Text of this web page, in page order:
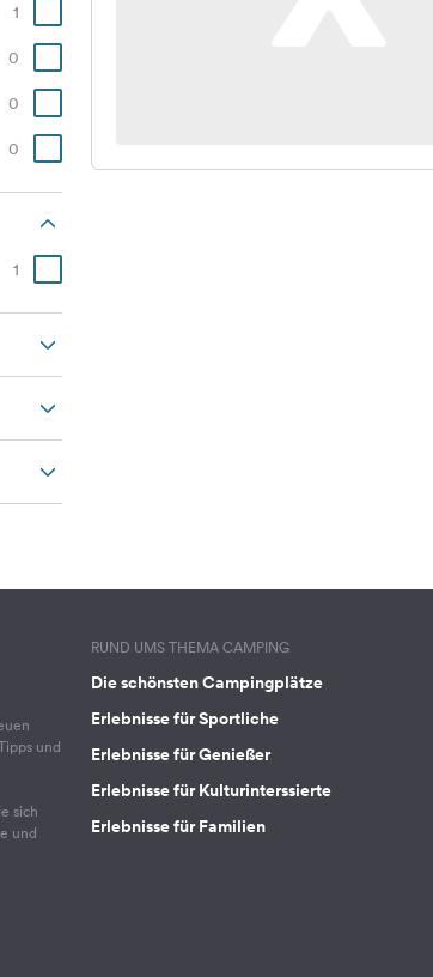
1
0
0
0
1
und
sich
und
RUND UMS THEMA CAMPING
Die schönsten Campingplätze
Erlebnisse für Sportliche
Erlebnisse für Genießer
Erlebnisse für Kulturinterssierte
Erlebnisse für Familien